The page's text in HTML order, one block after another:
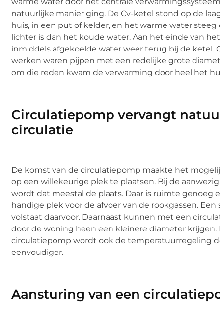
natuurlijke manier ging. De Cv-ketel stond op de
huis, in een put of kelder, en het warme water
lichter is dan het koude water. Aan het einde van
inmiddels afgekoelde water weer terug bij de ketel.
werken waren pijpen met een redelijke grote
om die reden kwam de verwarming door heel het
Circulatiepomp vervangt
circulatie
De komst van de circulatiepomp maakte het
op een willekeurige plek te plaatsen. Bij de
wordt dat meestal de plaats. Daar is ruimte genoeg
handige plek voor de afvoer van de rookgassen. Een
volstaat daarvoor. Daarnaast kunnen met een
door de woning heen een kleinere diameter krijgen.
circulatiepomp wordt ook de temperatuurregeling
eenvoudiger.
Aansturing van een